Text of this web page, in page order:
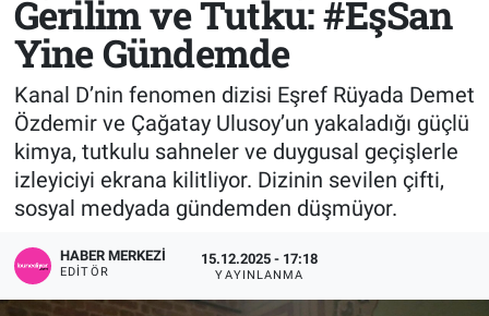
Gerilim ve Tutku: #EşSan
Yine Gündemde
Kanal D’nin fenomen dizisi Eşref Rüyada Demet
Özdemir ve Çağatay Ulusoy’un yakaladığı güçlü
kimya, tutkulu sahneler ve duygusal geçişlerle
izleyiciyi ekrana kilitliyor. Dizinin sevilen çifti,
sosyal medyada gündemden düşmüyor.
HABER MERKEZI
EDITÖR
15.12.2025 - 17:18
YAYINLANMA
Sağlık
Spor
Teknoloji
Tv Medya
KÜLTÜR SANAT